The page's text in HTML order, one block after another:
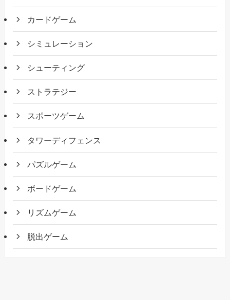
カードゲーム
シミュレーション
シューティング
ストラテジー
スポーツゲーム
タワーディフェンス
パズルゲーム
ボードゲーム
リズムゲーム
脱出ゲーム